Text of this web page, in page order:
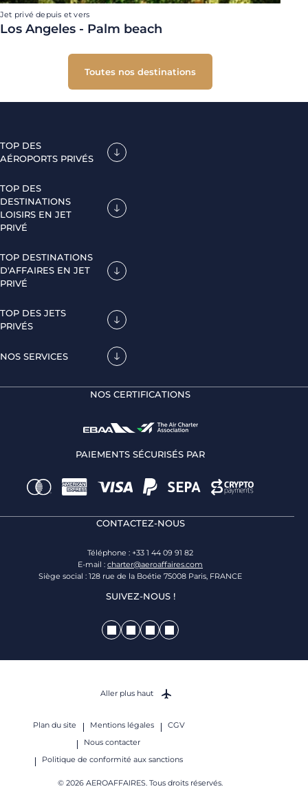
Jet privé depuis et vers
Los Angeles - Palm beach
Toutes nos destinations
TOP DES
AÉROPORTS PRIVÉS
TOP DES
DESTINATIONS
LOISIRS EN JET
PRIVÉ
TOP DESTINATIONS
D'AFFAIRES EN JET
PRIVÉ
TOP DES JETS
PRIVÉS
NOS SERVICES
NOS CERTIFICATIONS
PAIEMENTS SÉCURISÉS PAR
CONTACTEZ-NOUS
Téléphone : +33 1 44 09 91 82
E-mail : charter@aeroaffaires.com
Siège social : 128 rue de la Boétie 75008 Paris, FRANCE
SUIVEZ-NOUS !
Plan du site Mentions légales
CGV
Nous contacter
Politique de conformité aux sanctions
© 2026 AEROAFFAIRES. Tous droits réservés.
Aller plus haut